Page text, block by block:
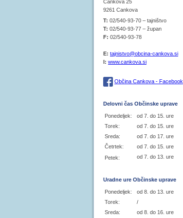
Cankova 25
9261 Cankova
T: 02/540-93-70 – tajništvo
T: 02/540-93-77 – župan
F: 02/540-93-78
E: tajnistvo@obcina-cankova.si
I: www.cankova.si
Občina Cankova - Facebook
Delovni čas Občinske uprave
Ponedeljek:
od 7. do 15. ure
Torek:
od 7. do 15. ure
Sreda:
od 7. do 17. ure
Četrtek:
od 7. do 15. ure
Petek:
od 7. do 13. ure
Uradne ure Občinske uprave
Ponedeljek:
od 8. do 13. ure
Torek:
/
Sreda:
od 8. do 16. ure